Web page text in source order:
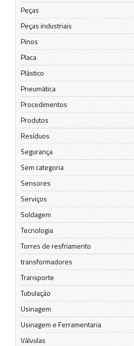
Peças
Peças industriais
Pinos
Placa
Plástico
Pneumática
Procedimentos
Produtos
Resíduos
Segurança
Sem categoria
Sensores
Serviços
Soldagem
Tecnologia
Torres de resfriamento
transformadores
Transporte
Tubulação
Usinagem
Usinagem e Ferramentaria
Válvulas